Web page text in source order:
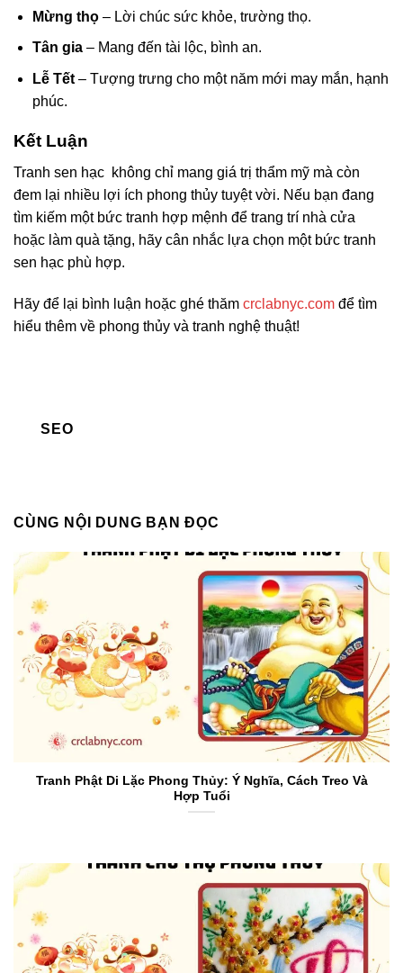
Mừng thọ– Lời chúc sức khỏe, trường thọ.
Tân gia– Mang đến tài lộc, bình an.
Lễ Tết– Tượng trưng cho một năm mới may mắn, hạnh
phúc.
Kết Luận
Tranh sen hạc không chỉ mang giá trị thẩm mỹ mà còn
đem lại nhiều lợi ích phong thủy tuyệt vời. Nếu bạn đang
tìm kiếm một bức tranh hợp mệnh để trang trí nhà cửa
hoặc làm quà tặng, hãy cân nhắc lựa chọn một bức tranh
sen hạc phù hợp.
Hãy để lại bình luận hoặc ghé thăm crclabnyc.com để tìm
hiểu thêm về phong thủy và tranh nghệ thuật!
SEO
CÙNG NỘI DUNG BẠN ĐỌC
Tranh Phật Di Lặc Phong Thủy: Ý Nghĩa, Cách Treo Và
Hợp Tuổi